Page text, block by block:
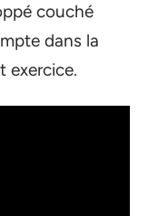
couché
dans la
exercice.